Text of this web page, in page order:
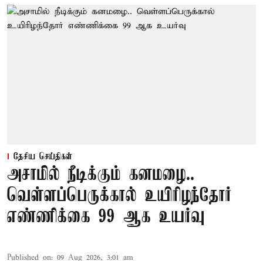
தேசிய செய்திகள்
அசாமில் நீடிக்கும் கனமழை..
வெள்ளப்பெருக்கால் உயிரிழந்தோர்
எண்ணிக்கை 99 ஆக உயர்வு
Published on: 09 Aug 2026, 3:01 am